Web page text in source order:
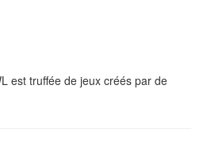
est truffée de jeux créés par de